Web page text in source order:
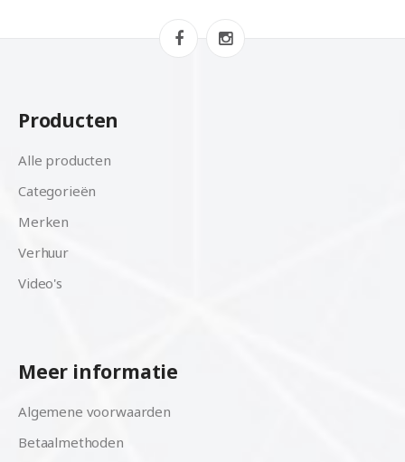
Producten
Alle producten
Categorieën
Merken
Verhuur
Video's
Meer informatie
Algemene voorwaarden
Betaalmethoden